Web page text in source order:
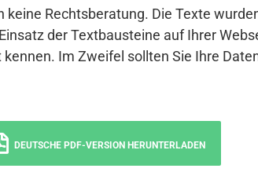
Rechtsberatung. Die Texte
der Textbausteine auf Ihrer
Im Zweifel sollten Sie Ihre
DEUTSCHE PDF-VERSION HERUNTERLADEN